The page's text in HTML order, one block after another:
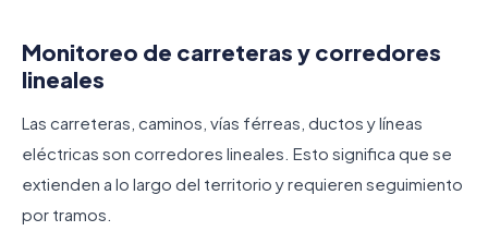
Monitoreo de carreteras y corredores
lineales
Las carreteras, caminos, vías férreas, ductos y líneas
eléctricas son corredores lineales. Esto significa que se
extienden a lo largo del territorio y requieren seguimiento
por tramos.